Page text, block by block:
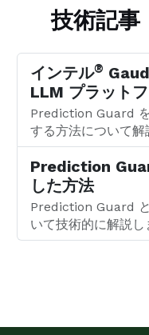
技術記事
インテル®
LLM プラット
Prediction Guard
する方法について解
Prediction
した方法
Prediction Guard
いて技術的に解説し